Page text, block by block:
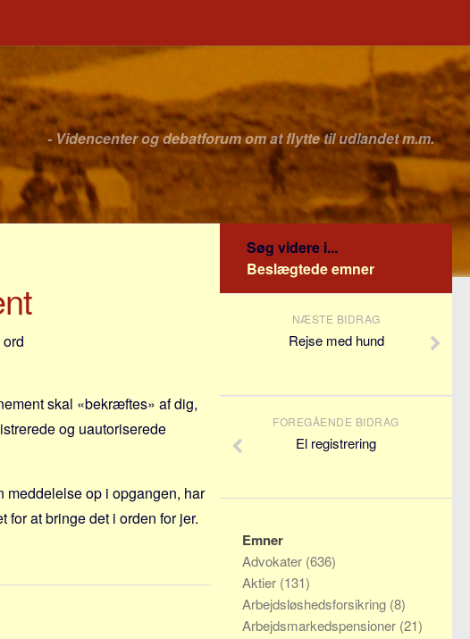
- Videncenter og debatforum om at flytte til udlandet m.m.
skal «bekræftes» af dig,
og uautoriserede
meddelelse op i opgangen, har
for at bringe det i orden for jer.
Søg videre i...
Beslægtede emner
NÆSTE BIDRAG
Rejse med hund
FOREGÅENDE BIDRAG
El registrering
Emner
Advokater (636)
Aktier (131)
Arbejdsløshedsforsikring (8)
Arbejdsmarkedspensioner (21)